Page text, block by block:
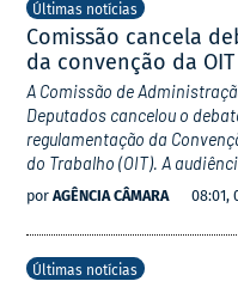
Últimas notícias
Comissão cancela
da convenção da
A Comissão de
Deputados cancelou o
regulamentação da
do Trabalho (OIT). A
por AGÊNCIA CÂMARA 08:01,
Últimas notícias